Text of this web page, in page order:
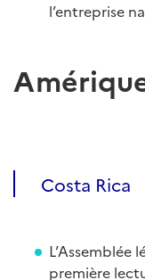
l’entreprise
Costa Rica
L’Assemblée
première